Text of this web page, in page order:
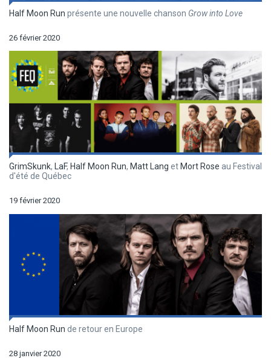
Half Moon Run présente une nouvelle chanson Grow into Love
26 février 2020
GrimSkunk, LaF, Half Moon Run, Matt Lang et Mort Rose au Festival
d'été de Québec
19 février 2020
Half Moon Run de retour en Europe
28 janvier 2020